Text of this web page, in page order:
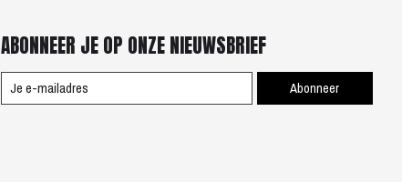
ABONNEER JE OP ONZE NIEUWSBRIEF
Abonneer